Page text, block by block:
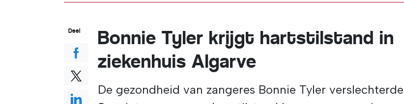
Bonnie Tyler krijgt hartstilstand in
ziekenhuis Algarve
De gezondheid van zangeres Bonnie Tyler
Deel